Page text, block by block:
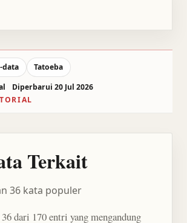
data
Tatoeba
Diperbarui 20 Jul 2026
Terkait
36 kata populer
dari 170 entri yang mengandung